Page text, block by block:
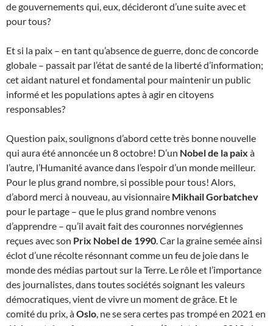
de gouvernements qui, eux, décideront d’une suite avec et
pour tous?
Et si la paix – en tant qu’absence de guerre, donc de concorde
globale – passait par l’état de santé de la liberté d’information;
cet aidant naturel et fondamental pour maintenir un public
informé et les populations aptes à agir en citoyens
responsables?
Question paix, soulignons d’abord cette très bonne nouvelle
qui aura été annoncée un 8 octobre! D’un Nobel de la paix à
l’autre, l’Humanité avance dans l’espoir d’un monde meilleur.
Pour le plus grand nombre, si possible pour tous! Alors,
d’abord merci à nouveau, au visionnaire Mikhail Gorbatchev
pour le partage – que le plus grand nombre venons
d’apprendre – qu’il avait fait des couronnes norvégiennes
reçues avec son Prix Nobel de 1990. Car la graine semée ainsi
éclot d’une récolte résonnant comme un feu de joie dans le
monde des médias partout sur la Terre. Le rôle et l’importance
des journalistes, dans toutes sociétés soignant les valeurs
démocratiques, vient de vivre un moment de grâce. Et le
comité du prix, àOslo, ne se sera certes pas trompé en 2021 en